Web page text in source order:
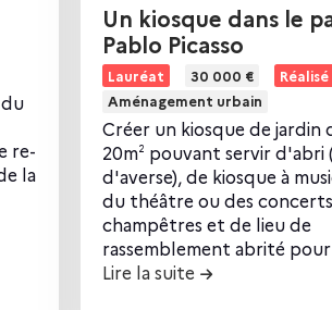
re-
la
espace pour Tous
Un kiosque dans le parc
Pablo Picasso
L
i
r
e
l
e
c
o
n
Lauréat 30 000 €
Réalisé
Aménagement urbain
Créer un kiosque de jardin
20m² pouvant servir d'abri
d'averse), de kiosque à
du théâtre ou des concerts
champêtres et de lieu de
rassemblement abrité pour
Lire la suite de la